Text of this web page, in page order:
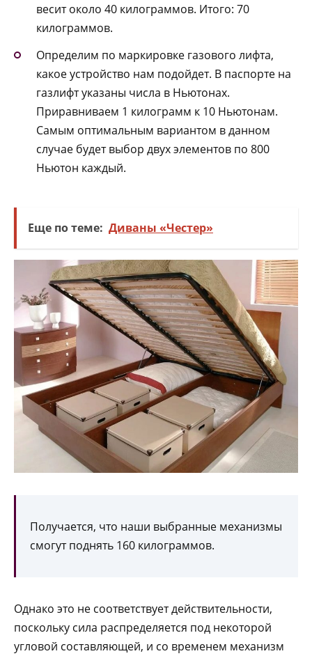
весит около 40 килограммов. Итого: 70
килограммов.
Определим по маркировке газового лифта,
какое устройство нам подойдет. В паспорте на
газлифт указаны числа в Ньютонах.
Приравниваем 1 килограмм к 10 Ньютонам.
Самым оптимальным вариантом в данном
случае будет выбор двух элементов по 800
Ньютон каждый.
Еще по теме: Диваны «Честер»
Получается, что наши выбранные механизмы
смогут поднять 160 килограммов.
Однако это не соответствует действительности,
поскольку сила распределяется под некоторой
угловой составляющей, и со временем механизм